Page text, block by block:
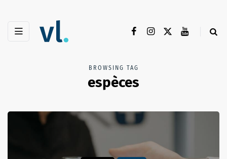
BROWSING TAG
espèces